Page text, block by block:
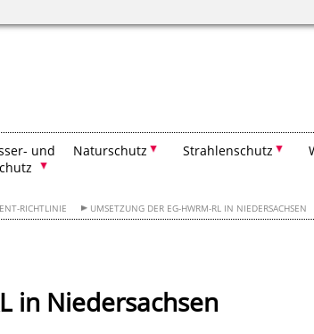
und
Naturschutz Strahlenschutz
RICHTLINIE UMSETZUNG DER EG-HWRM-RL IN NIEDERSACHSEN
in Niedersachsen